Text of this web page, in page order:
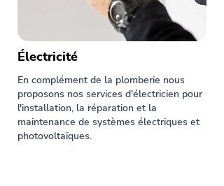
Électricité
En complément de la plomberie nous
proposons nos services d'électricien pour
l'installation, la réparation et la
maintenance de systèmes électriques et
photovoltaïques.